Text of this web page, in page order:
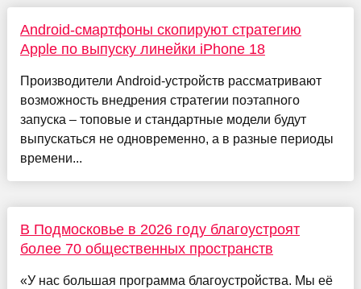
Android-смартфоны скопируют стратегию
Apple по выпуску линейки iPhone 18
Производители Android-устройств рассматривают
возможность внедрения стратегии поэтапного
запуска – топовые и стандартные модели будут
выпускаться не одновременно, а в разные периоды
времени...
В Подмосковье в 2026 году благоустроят
более 70 общественных пространств
«У нас большая программа благоустройства. Мы её